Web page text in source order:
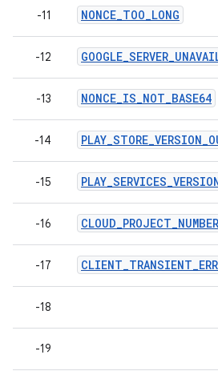
-11 NONCE_TOO_LONG
-12
-13 NONCE_IS_NOT_BASE64
-14
-15
-16
-17
-18
-19